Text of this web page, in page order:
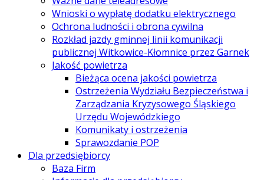
Wnioski o wypłatę dodatku elektrycznego
Ochrona ludności i obrona cywilna
Rozkład jazdy gminnej linii komunikacji
publicznej Witkowice-Kłomnice przez Garnek
Jakość powietrza
Bieżąca ocena jakości powietrza
Ostrzeżenia Wydziału Bezpieczeństwa i
Zarządzania Kryzysowego Śląskiego
Urzędu Wojewódzkiego
Komunikaty i ostrzeżenia
Sprawozdanie POP
Dla przedsiębiorcy
Baza Firm